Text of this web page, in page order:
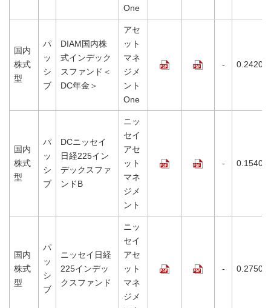
One
国内
株式
型
パ
ッ
シ
ブ
DIAM国内株
式インデック
スファンド＜
DC年金＞
アセ
ット
マネ
ジメ
ント
One
- 0.2420%
国内
株式
型
パ
ッ
シ
ブ
DCニッセイ
日経225イン
デックスファ
ンドB
ニッ
セイ
アセ
ット
マネ
ジメ
ント
- 0.1540%
国内
株式
型
パ
ッ
シ
ブ
ニッセイ日経
225インデッ
クスファンド
ニッ
セイ
アセ
ット
マネ
ジメ
- 0.2750%